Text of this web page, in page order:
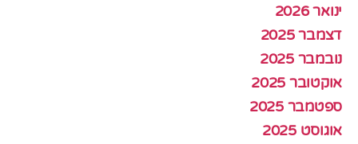
ינואר 2026
דצמבר 2025
נובמבר 2025
אוקטובר 2025
ספטמבר 2025
אוגוסט 2025